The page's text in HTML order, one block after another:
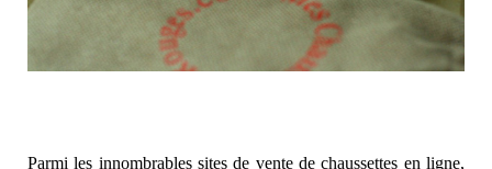
Parmi les innombrables sites de vente de chaussettes en ligne,